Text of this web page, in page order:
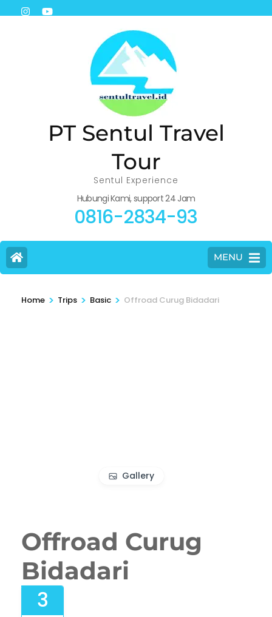
PT Sentul Travel
Tour
Sentul Experience
Hubungi Kami, support 24 Jam
0816-2834-93
MENU
Home > Trips > Basic > Offroad Curug Bidadari
Gallery
Offroad Curug
Bidadari
3